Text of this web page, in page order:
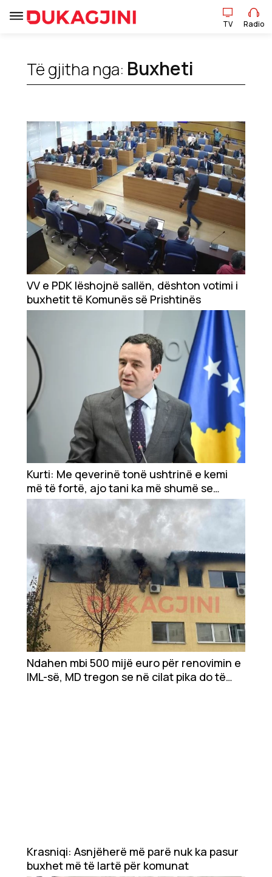
Lajme
Sport
Pikëpamje
Art Jete
Kulturë
Showbiz
Ekonomi
Teknologji
Udhëtime
DuVideo
TV Radio
Të gjitha nga: Buxheti
VV e PDK lëshojnë sallën, dështon votimi i
buxhetit të Komunës së Prishtinës
Kurti: Me qeverinë tonë ushtrinë e kemi
më të fortë, ajo tani ka më shumë se
dyfishim buxheti
Ndahen mbi 500 mijë euro për renovimin e
IML-së, MD tregon se në cilat pika do të
Krasniqi: Asnjëherë më parë nuk ka pasur
buxhet më të lartë për komunat